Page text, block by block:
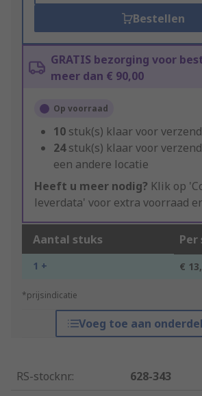
Bestellen
GRATIS bezorging voor
meer dan € 90,00
Op voorraad
10 stuk(s) klaar voor
24stuk(s) klaar voor
een andere locatie
Heeft u meer nodig? Klik op
leverdata' voor extra voorraad
Aantal stuks Per
1 + €
*prijsindicatie
Voeg toe aan
RS-stocknr.:
628-343